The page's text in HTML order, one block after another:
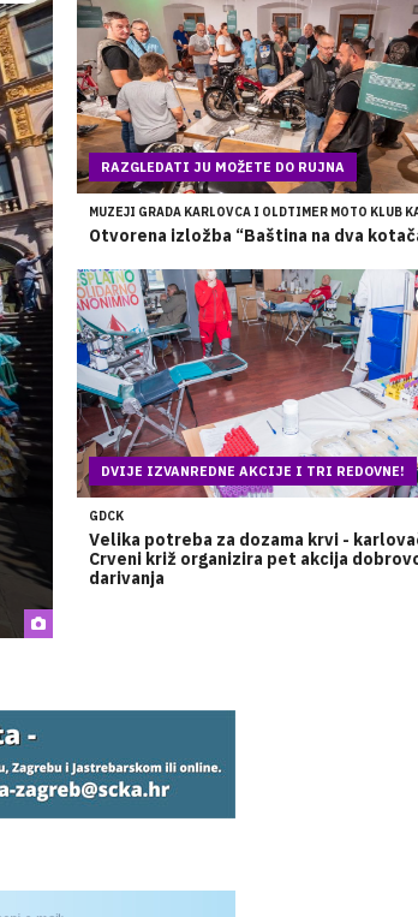
RAZGLEDATI JU MOŽETE DO RUJNA
MUZEJI GRADA KARLOVCA I OLDTIMER MOTO KLUB
Otvorena izložba “Baština na dva
DVIJE IZVANREDNE AKCIJE I TRI REDOVNE!
GDCK
Velika potreba za dozama krvi -
Crveni križ organizira pet akcija
darivanja